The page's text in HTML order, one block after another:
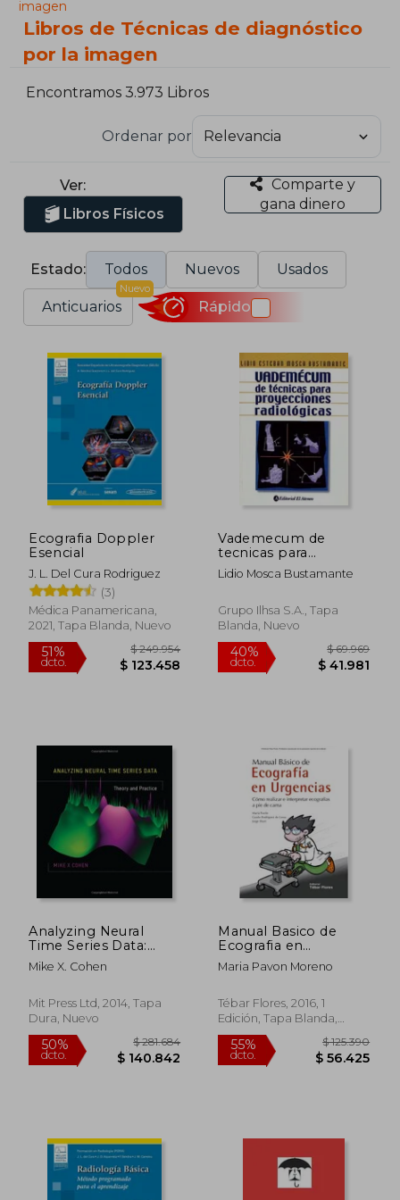
imagen
Libros de Técnicas de diagnóstico
por la imagen
Encontramos 3.973 Libros
Ordenar por
Ver:
Libros Físicos
Comparte y
gana dinero
Estado: Todos Nuevos Usados
Anticuarios
Nuevo
Rápido
Ecografia Doppler
Esencial
J. L. Del Cura Rodriguez
(3)
Médica Panamericana,
2021, Tapa Blanda, Nuevo
51%
dcto.
$ 249.954
$ 123.458
Vademecum de
tecnicas para
proyecciones
radiologicas
Lidio Mosca Bustamante
Grupo Ilhsa S.A., Tapa
Blanda, Nuevo
40%
dcto.
Analyzing Neural
Time Series Data:
Theory And Practice
(issues In Clinical And
Neuropsychology)
(en Inglés)
Mike X. Cohen
Mit Press Ltd, 2014, Tapa
Dura, Nuevo
Manual Basico de
Ecografia en
Urgencias. Como
Realizar e Interpretar
Cama
Maria Pavon Moreno
Tébar Flores, 2016, 1
Edición, Tapa Blanda,
Nuevo